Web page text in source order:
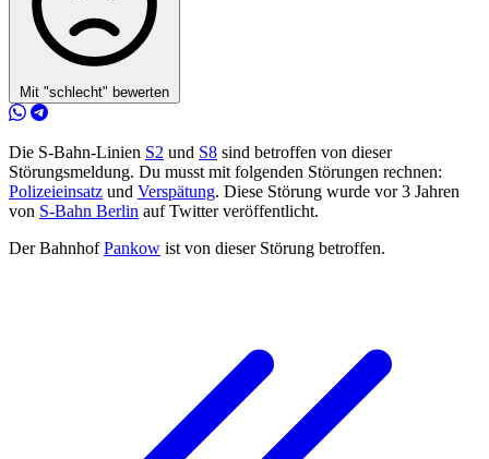
Mit "schlecht" bewerten
Die S-Bahn-Linien S2 und S8 sind betroffen von dieser
Störungsmeldung. Du musst mit folgenden Störungen rechnen:
Polizeieinsatz und Verspätung. Diese Störung wurde vor 3 Jahren
von S-Bahn Berlin auf Twitter veröffentlicht.
Der BahnhofPankow ist von dieser Störung betroffen.